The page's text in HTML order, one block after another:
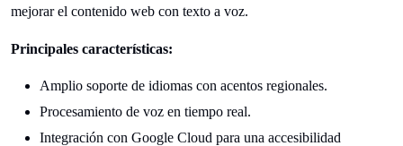
mejorar el contenido web con texto a voz.
Principales características:
Amplio soporte de idiomas con acentos regionales.
Procesamiento de voz en tiempo real.
Integración con Google Cloud para una accesibilidad